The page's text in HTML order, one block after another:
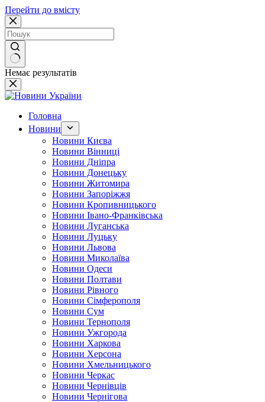
Перейти до вмісту
Немає результатів
Головна
Новини
Новини Києва
Новини Вінниці
Новини Дніпра
Новини Донецьку
Новини Житомира
Новини Запоріжжя
Новини Кропивницького
Новини Івано-Франківська
Новини Луганська
Новини Луцьку
Новини Львова
Новини Миколаїва
Новини Одеси
Новини Полтави
Новини Рівного
Новини Сімферополя
Новини Сум
Новини Тернополя
Новини Ужгорода
Новини Харкова
Новини Херсона
Новини Хмельницького
Новини Черкас
Новини Чернівців
Новини Чернігова